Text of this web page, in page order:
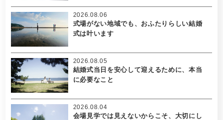
式場がない地域でも、おふたりらしい結婚
式は叶います
2026.08.06
結婚式当日を安心して迎えるために、本当
に必要なこと
2026.08.05
会場見学では見えないからこそ、大切にし
2026.08.04